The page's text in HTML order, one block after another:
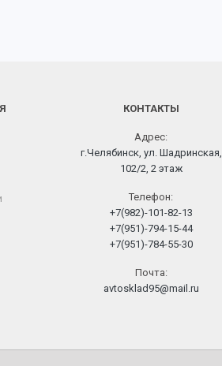
КОНТАКТЫ
Адрес:
г.Челябинск, ул. Шадринская,
102/2, 2 этаж
Телефон:
+7(982)-101-82-13
+7(951)-794-15-44
+7(951)-784-55-30
Почта:
avtosklad95@mail.ru